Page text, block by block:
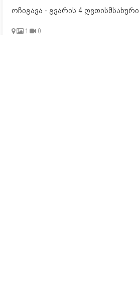
ოჩიგავა - გვარის 4 ღვთისმსახური
1 0